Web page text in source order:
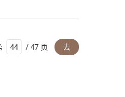
/ 47 页 去